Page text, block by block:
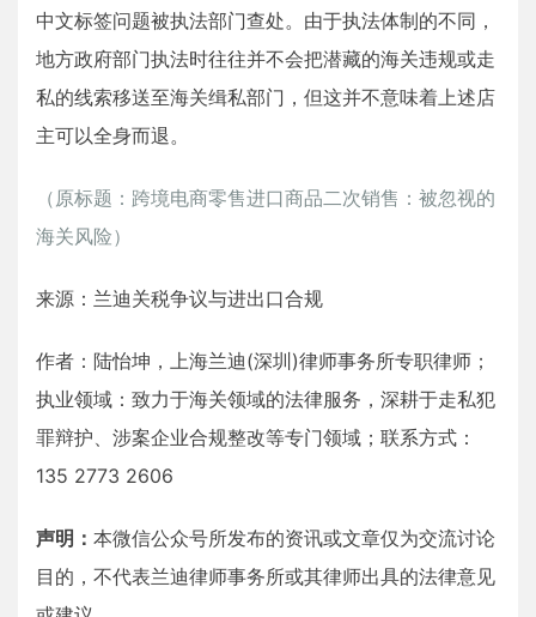
中文标签问题被执法部门查处。由于执法体制的不同，
地方政府部门执法时往往并不会把潜藏的海关违规或走
私的线索移送至海关缉私部门，但这并不意味着上述店
主可以全身而退。
（原标题：跨境电商零售进口商品二次销售：被忽视的
海关风险）
来源：兰迪关税争议与进出口合规
作者：陆怡坤，上海兰迪(深圳)律师事务所专职律师；
执业领域：致力于海关领域的法律服务，深耕于走私犯
罪辩护、涉案企业合规整改等专门领域；联系方式：
135 2773 2606
声明： 本微信公众号所发布的资讯或文章仅为交流讨论
目的，不代表兰迪律师事务所或其律师出具的法律意见